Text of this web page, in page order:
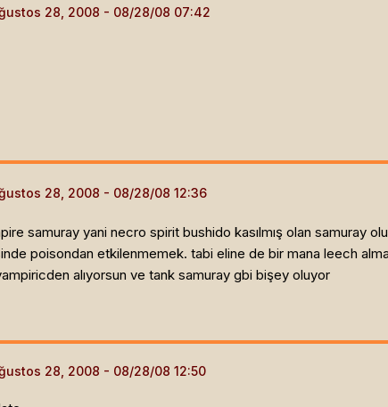
28, 2008
28, 2008
samuray yani necro spirit bushido kasılmış olan samuray
poisondan etkilenmemek. tabi eline de bir mana leech
alıyorsun ve tank samuray gbi bişey oluyor
28, 2008